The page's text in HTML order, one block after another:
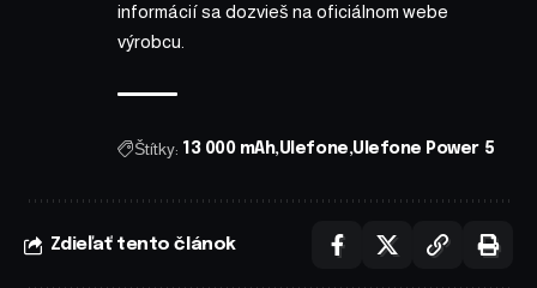
informácií sa dozvieš na oficiálnom webe
výrobcu
Štítky: 13 000 mAh Ulefone Ulefone Power 5
Zdieľať tento článok